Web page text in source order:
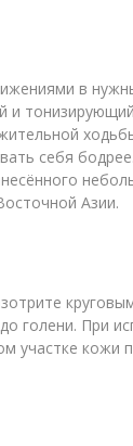
в
и
себя
Азии.
При
участке